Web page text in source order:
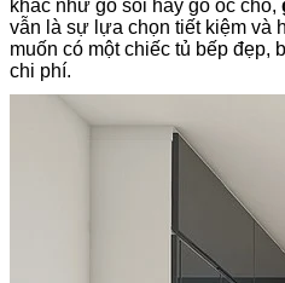
khác như gỗ sồi hay gỗ óc chó,
vẫn là sự lựa chọn tiết kiệm và
muốn có một chiếc tủ bếp đẹp,
chi phí.